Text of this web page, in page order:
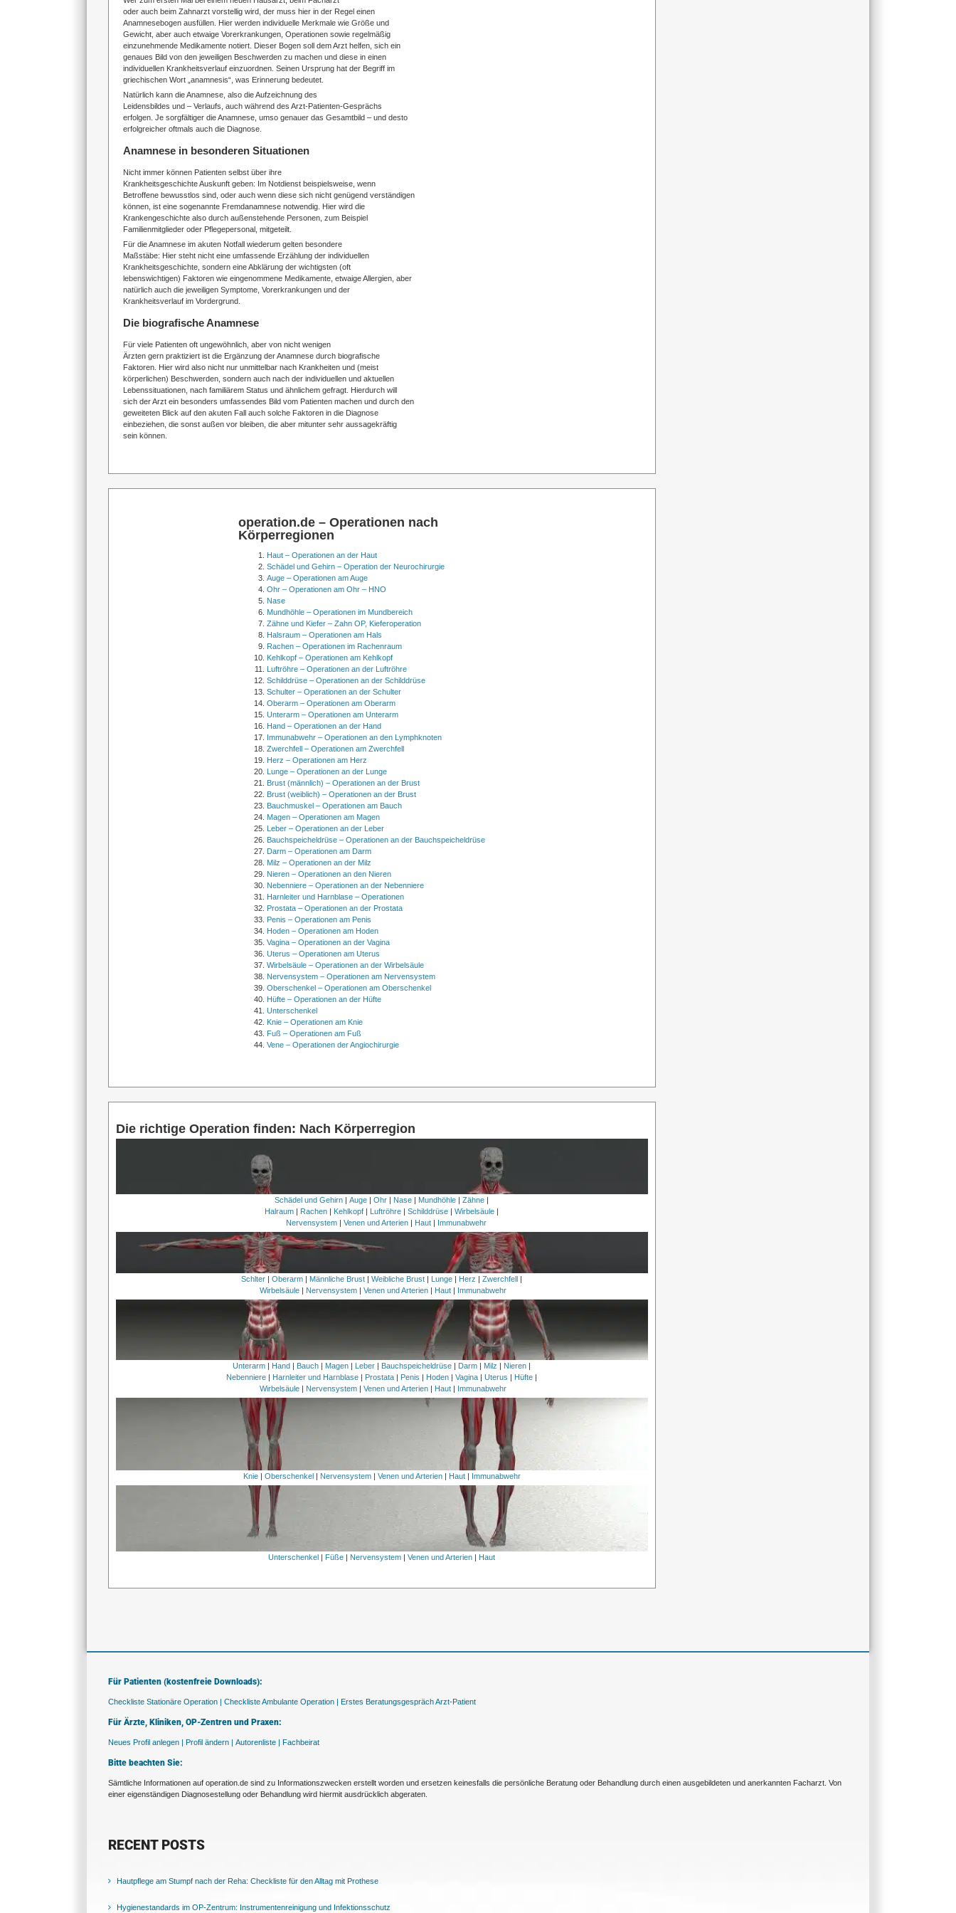
oder auch beim Zahnarzt vorstellig wird, der muss hier in der Regel einen
Anamnesebogen ausfüllen. Hier werden individuelle Merkmale wie Größe und
Gewicht, aber auch etwaige Vorerkrankungen, Operationen sowie regelmäßig
einzunehmende Medikamente notiert. Dieser Bogen soll dem Arzt helfen, sich ein
genaues Bild von den jeweiligen Beschwerden zu machen und diese in einen
individuellen Krankheitsverlauf einzuordnen. Seinen Ursprung hat der Begriff im
griechischen Wort „anamnesis“, was Erinnerung bedeutet.
Natürlich kann die Anamnese, also die Aufzeichnung des
Leidensbildes und – Verlaufs, auch während des Arzt-Patienten-Gesprächs
erfolgen. Je sorgfältiger die Anamnese, umso genauer das Gesamtbild – und desto
erfolgreicher oftmals auch die Diagnose.
Anamnese in besonderen Situationen
Nicht immer können Patienten selbst über ihre
Krankheitsgeschichte Auskunft geben: Im Notdienst beispielsweise, wenn
Betroffene bewusstlos sind, oder auch wenn diese sich nicht genügend verständigen
können, ist eine sogenannte Fremdanamnese notwendig. Hier wird die
Krankengeschichte also durch außenstehende Personen, zum Beispiel
Familienmitglieder oder Pflegepersonal, mitgeteilt.
Für die Anamnese im akuten Notfall wiederum gelten besondere
Maßstäbe: Hier steht nicht eine umfassende Erzählung der individuellen
Krankheitsgeschichte, sondern eine Abklärung der wichtigsten (oft
lebenswichtigen) Faktoren wie eingenommene Medikamente, etwaige Allergien, aber
natürlich auch die jeweiligen Symptome, Vorerkrankungen und der
Krankheitsverlauf im Vordergrund.
Die biografische Anamnese
Für viele Patienten oft ungewöhnlich, aber von nicht wenigen
Ärzten gern praktiziert ist die Ergänzung der Anamnese durch biografische
Faktoren. Hier wird also nicht nur unmittelbar nach Krankheiten und (meist
körperlichen) Beschwerden, sondern auch nach der individuellen und aktuellen
Lebenssituationen, nach familiärem Status und ähnlichem gefragt. Hierdurch will
sich der Arzt ein besonders umfassendes Bild vom Patienten machen und durch den
geweiteten Blick auf den akuten Fall auch solche Faktoren in die Diagnose
einbeziehen, die sonst außen vor bleiben, die aber mitunter sehr aussagekräftig
sein können.
operation.de – Operationen nach
Körperregionen
Haut – Operationen an der Haut
Schädel und Gehirn – Operation der Neurochirurgie
Auge – Operationen am Auge
Ohr – Operationen am Ohr – HNO
Nase
Mundhöhle – Operationen im Mundbereich
Zähne und Kiefer – Zahn OP, Kieferoperation
Halsraum – Operationen am Hals
Rachen – Operationen im Rachenraum
Kehlkopf – Operationen am Kehlkopf
Luftröhre – Operationen an der Luftröhre
Schilddrüse – Operationen an der Schilddrüse
Schulter – Operationen an der Schulter
Oberarm – Operationen am Oberarm
Unterarm – Operationen am Unterarm
Hand – Operationen an der Hand
Immunabwehr – Operationen an den Lymphknoten
Zwerchfell – Operationen am Zwerchfell
Herz – Operationen am Herz
Lunge – Operationen an der Lunge
Brust (männlich) – Operationen an der Brust
Brust (weiblich) – Operationen an der Brust
Bauchmuskel – Operationen am Bauch
Magen – Operationen am Magen
Leber – Operationen an der Leber
Bauchspeicheldrüse – Operationen an der Bauchspeicheldrüse
Darm – Operationen am Darm
Milz – Operationen an der Milz
Nieren – Operationen an den Nieren
Nebenniere – Operationen an der Nebenniere
Harnleiter und Harnblase – Operationen
Prostata – Operationen an der Prostata
Penis – Operationen am Penis
Hoden – Operationen am Hoden
Vagina – Operationen an der Vagina
Uterus – Operationen am Uterus
Wirbelsäule – Operationen an der Wirbelsäule
Nervensystem – Operationen am Nervensystem
Oberschenkel – Operationen am Oberschenkel
Hüfte – Operationen an der Hüfte
Unterschenkel
Knie – Operationen am Knie
Fuß – Operationen am Fuß
Vene – Operationen der Angiochirurgie
Die richtige Operation finden: Nach Körperregion
Schädel und Gehirn |Auge |Ohr | Nase | Mundhöhle |Zähne |
Halraum | Rachen | Kehlkopf | Luftröhre |Schilddrüse |Wirbelsäule |
Nervensystem| Venen und Arterien| Haut| Immunabwehr
Schlter |Oberarm Männliche Brust |Weibliche Brust Lunge Herz |Zwerchfell
Wirbelsäule| Nervensystem| Venen und Arterien| Haut| Immunabwehr
Unterarm | Hand | Bauch | Magen | Leber | Bauchspeicheldrüse | Darm | Milz | Nieren |
Nebenniere | Harnleiter und Harnblase | Prostata | Penis | Hoden |Vagina |Uterus | Hüfte |
Wirbelsäule| Nervensystem| Venen und Arterien| Haut| Immunabwehr
Knie| Oberschenkel Nervensystem| Venen und Arterien| Haut| Immunabwehr
Unterschenkel | Füße | Nervensystem |Venen und Arterien | Haut
Für Patienten (kostenfreie Downloads):
Checkliste Stationäre Operation | Checkliste Ambulante Operation | Erstes Beratungsgespräch Arzt-Patient
Für Ärzte, Kliniken, OP-Zentren und Praxen:
Neues Profil anlegen | Profil ändern | Autorenliste | Fachbeirat
Bitte beachten Sie:
Sämtliche Informationen auf operation.de sind zu Informationszwecken erstellt worden und ersetzen keinesfalls die persönliche Beratung oder Behandlung durch einen ausgebildeten und anerkannten Facharzt. Von
einer eigenständigen Diagnosestellung oder Behandlung wird hiermit ausdrücklich abgeraten.
RECENT POSTS
Hautpflege am Stumpf nach der Reha: Checkliste für den Alltag mit Prothese
Hygienestandards im OP-Zentrum: Instrumentenreinigung und Infektionsschutz